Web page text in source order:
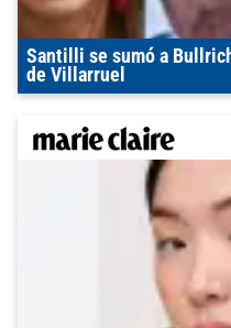
Santilli se sumó a
de Villarruel